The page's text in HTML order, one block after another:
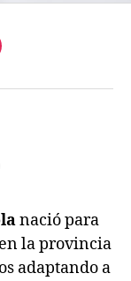
nació para
la provincia
adaptando a